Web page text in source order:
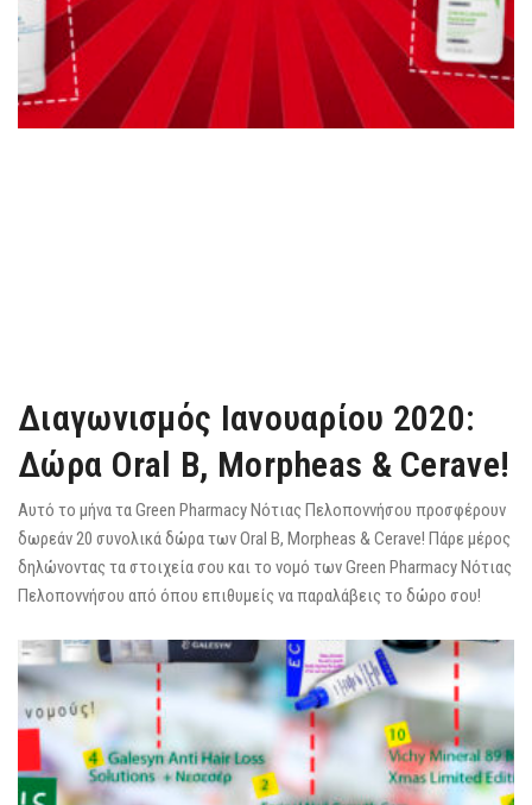
Διαγωνισμός Ιανουαρίου 2020:
Δώρα Oral B, Morpheas & Cerave!
Αυτό το μήνα τα Green Pharmacy Νότιας Πελοποννήσου προσφέρουν
δωρεάν 20 συνολικά δώρα των Oral B, Morpheas & Cerave! Πάρε μέρος
δηλώνοντας τα στοιχεία σου και το νομό των Green Pharmacy Νότιας
Πελοποννήσου από όπου επιθυμείς να παραλάβεις το δώρο σου!